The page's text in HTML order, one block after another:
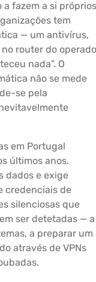
fazem a si próprios
tem
— um antivírus,
router do
nada”. O
não se mede
se pela
em Portugal
últimos anos.
dados e exige
credenciais de
silenciosas que
ser detetadas — a
a preparar um
através de VPNs